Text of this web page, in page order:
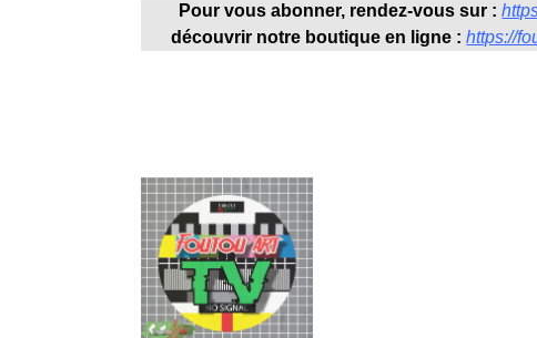
Pour vous abonner, rendez-vous sur :
découvrir notre boutique en ligne : https://